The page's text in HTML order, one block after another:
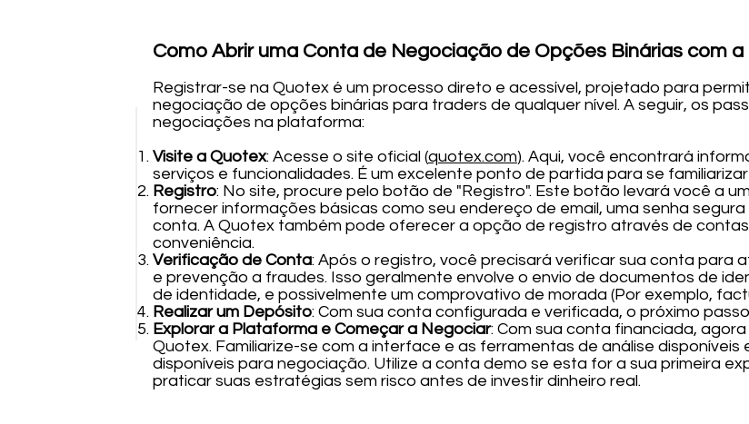
Como Abrir uma Conta de Negociação de Opções Binárias com
Registrar-se na Quotex é um processo direto e acessível, projetado para
negociação de opções binárias para traders de qualquer nível. A seguir, os
negociações na plataforma:
Visite a Quotex: Acesse o site oficial (quotex.com). Aqui, você encontrará
serviços e funcionalidades. É um excelente ponto de partida para se
Registro: No site, procure pelo botão de "Registro". Este botão levará você a
fornecer informações básicas como seu endereço de email, uma senha
conta. A Quotex também pode oferecer a opção de registro através de
conveniência.
Verificação de Conta: Após o registro, você precisará verificar sua conta para
e prevenção a fraudes. Isso geralmente envolve o envio de documentos de
de identidade, e possivelmente um comprovativo de morada (Por exemplo,
Realizar um Depósito: Com sua conta configurada e verificada, o próximo
Explorar a Plataforma e Começar a Negociar: Com sua conta financiada,
Quotex. Familiarize-se com a interface e as ferramentas de análise
disponíveis para negociação. Utilize a conta demo se esta for a sua primeira
praticar suas estratégias sem risco antes de investir dinheiro real.